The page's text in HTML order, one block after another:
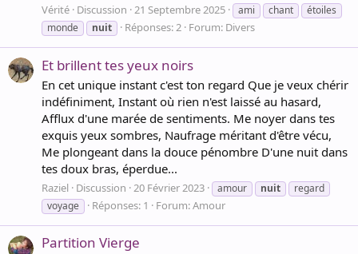
Vérité Discussion 21 Septembre 2025 ami chant
étoiles
monde
nuit Réponses: 2 Forum: Divers
Et brillent tes yeux noirs
En cet unique instant c'est ton regard Que je veux chérir
indéfiniment, Instant où rien n'est laissé au hasard,
Afflux d'une marée de sentiments. Me noyer dans tes
exquis yeux sombres, Naufrage méritant d'être vécu,
Me plongeant dans la douce pénombre D'une nuit dans
tes doux bras, éperdue...
Raziel Discussion 20 Février 2023 amour nuit
regard
voyage
Réponses: 1 Forum:Amour
Partition Vierge